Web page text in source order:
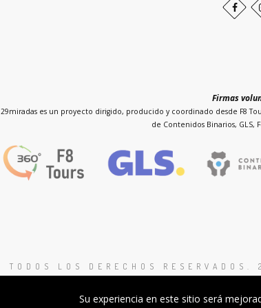
Firmas
29miradas es un proyecto dirigido, producido y coordinado desde F8
de Contenidos Binarios, GLS,
TODOS LOS DERECHOS
Su experiencia en este sitio será